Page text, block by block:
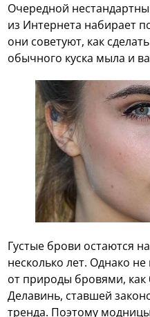
Очередной
из Интернета набирает
они советуют, как
обычного куска мыла и
Густые брови остаются
несколько лет. Однако
от природы бровями,
Делавинь, ставшей
тренда. Поэтому